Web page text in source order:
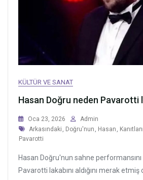
KÜLTÜR VE SANAT
Hasan Doğru neden Pavarotti
Oca 23, 2026
Admin
Tags
Arkasındaki , Doğru'nun , Hasan ,
Pavarotti
Hasan Doğru'nun sahne
Pavarotti lakabını aldığını merak